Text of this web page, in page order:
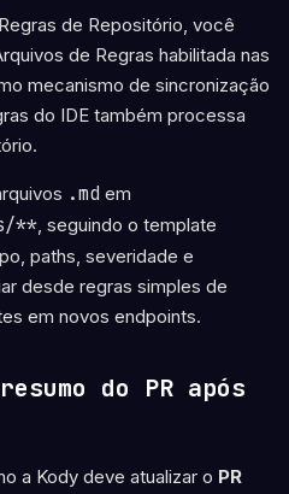
de Repositório, você
de Regras habilitada nas
mecanismo de sincronização
do IDE também processa
.md em
**, seguindo o template
paths, severidade e
desde regras simples de
em novos endpoints.
do PR após
a Kody deve atualizar o PR